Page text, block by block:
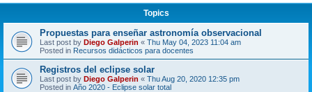
Topics
Propuestas para enseñar astronomía observacional
Last post by Diego Galperin « Thu May 04, 2023 11:04 am
Posted in Recursos didácticos para docentes
Registros del eclipse solar
Last post by Diego Galperin « Thu Aug 20, 2020 12:35 pm
Posted in Año 2020 - Eclipse solar total